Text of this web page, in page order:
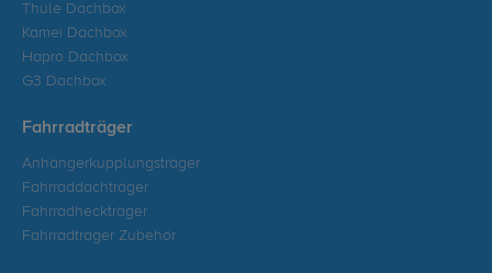
Thule Dachbox
Kamei Dachbox
Hapro Dachbox
G3 Dachbox
Fahrradträger
Anhängerkupplungsträger
Fahrraddachträger
Fahrradheckträger
Fahrradträger Zubehör